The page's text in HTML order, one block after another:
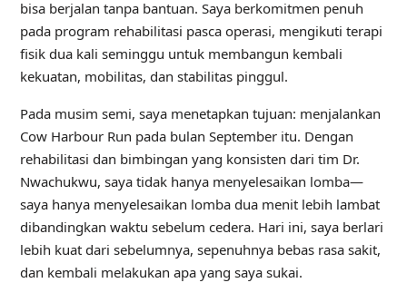
bisa berjalan tanpa bantuan. Saya berkomitmen penuh
pada program rehabilitasi pasca operasi, mengikuti terapi
fisik dua kali seminggu untuk membangun kembali
kekuatan, mobilitas, dan stabilitas pinggul.
Pada musim semi, saya menetapkan tujuan: menjalankan
Cow Harbour Run pada bulan September itu. Dengan
rehabilitasi dan bimbingan yang konsisten dari tim Dr.
Nwachukwu, saya tidak hanya menyelesaikan lomba—
saya hanya menyelesaikan lomba dua menit lebih lambat
dibandingkan waktu sebelum cedera. Hari ini, saya berlari
lebih kuat dari sebelumnya, sepenuhnya bebas rasa sakit,
dan kembali melakukan apa yang saya sukai.